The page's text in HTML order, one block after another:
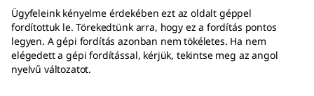
Ügyfeleink kényelme érdekében ezt az oldalt géppel
fordítottuk le. Törekedtünk arra, hogy ez a fordítás pontos
legyen. A gépi fordítás azonban nem tökéletes. Ha nem
elégedett a gépi fordítással, kérjük, tekintse meg az angol
nyelvű változatot.